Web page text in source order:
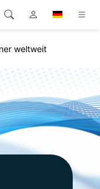
weltweit